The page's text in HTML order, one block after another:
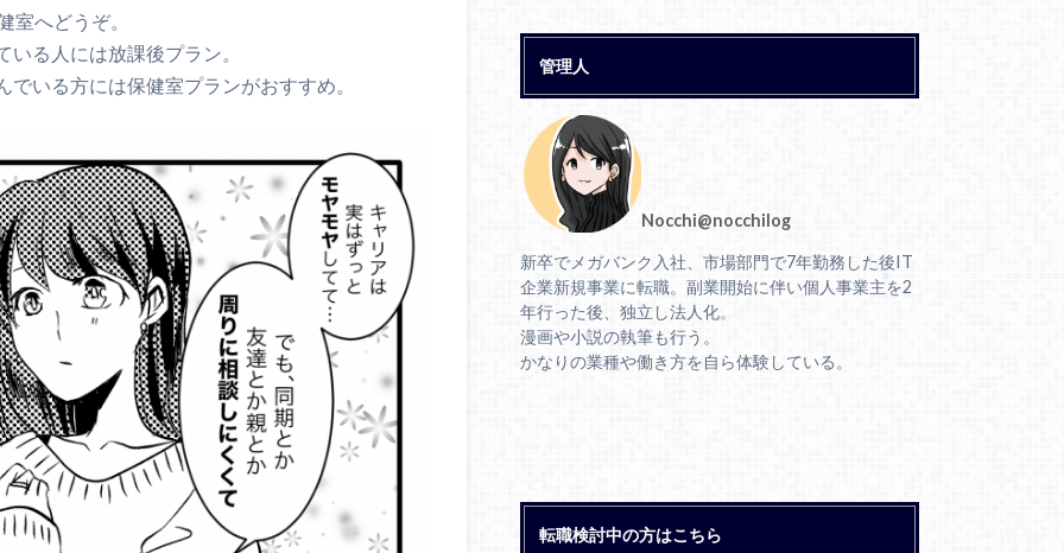
室へどうぞ。
る人には放課後プラン。
いる方には保健室プランがおすすめ。
管理人
Nocchi@nocchilog
新卒でメガバンク入社、市場部門で7年勤務した後IT
企業新規事業に転職。副業開始に伴い個人事業主を2
年行った後、独立し法人化。
漫画や小説の執筆も行う。
かなりの業種や働き方を自ら体験している。
転職検討中の方はこちら